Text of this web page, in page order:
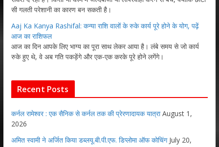
सी गलती परेशानी का कारण बन सकती है।
Aaj Ka Kanya Rashifal: कन्या राशि वालों के रुके कार्य पूरे होने के योग, पढ़ें
आज का राशिफल
आज का दिन आपके लिए भाग्य का पूरा साथ लेकर आया है। लंबे समय से जो कार्य
रुके हुए थे, वे अब गति पकड़ेंगे और एक-एक करके पूरे होने लगेंगे।
Recent Posts
कर्नल रामेश्वर : एक सैनिक से कर्नल तक की प्रेरणादायक यात्रा August 1,
2026
अमित स्वामी ने अर्जित किया डब्लयू.बी.पी.एफ. डिप्लोमा ऑफ कोचिंग July 20,